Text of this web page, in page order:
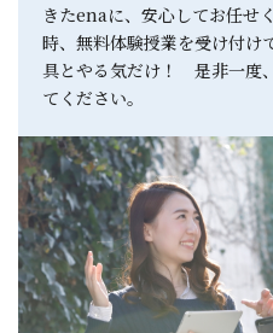
きたenaに、安心してお任せ
時、無料体験授業を受け付け
具とやる気だけ！ 是非一度
てください。